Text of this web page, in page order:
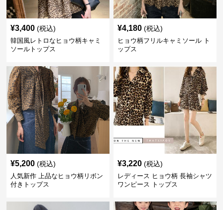
¥3,400 (税込)
韓国風レトロなヒョウ柄キャミ
ソールトップス
¥4,180 (税込)
ヒョウ柄フリルキャミソール ト
ップス
¥5,200 (税込)
人気新作 上品なヒョウ柄リボン
付きトップス
¥3,220 (税込)
レディース ヒョウ柄 長袖シャツ
ワンピース トップス